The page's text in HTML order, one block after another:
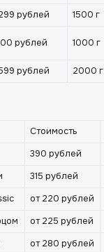
рублей 1500 г
рублей 1000 г
рублей 2000 г
Стоимость
390 рублей
315 рублей
от 220 рублей
от 225 рублей
от 280 рублей